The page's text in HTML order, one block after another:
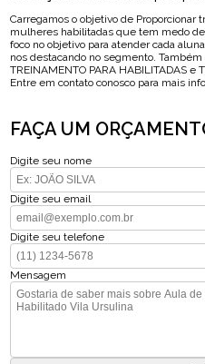
Carregamos o objetivo de Proporcionar
mulheres habilitadas que tem medo
foco no objetivo para atender cada
nos destacando no segmento.
TREINAMENTO PARA HABILITADAS e
Entre em contato conosco para mais
FAÇA UM
Digite seu nome
Digite seu email
Digite seu telefone
Mensagem